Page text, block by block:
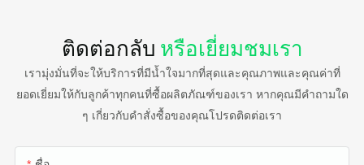
ติดต่อกลับ หรือเยี่ยมชมเรา
เรามุ่งมั่นที่จะให้บริการที่มีน้ำใจมากที่สุดและคุณภาพและคุณค่าที่
ยอดเยี่ยมให้กับลูกค้าทุกคนที่ซื้อผลิตภัณฑ์ของเรา หากคุณมีคำถามใด
ๆ เกี่ยวกับคำสั่งซื้อของคุณโปรดติดต่อเรา